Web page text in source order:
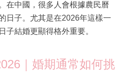
在中國，很多人會根據農民曆
日子。尤其是在2026年這樣一
子結婚更顯得格外重要。
｜婚期通常如何挑